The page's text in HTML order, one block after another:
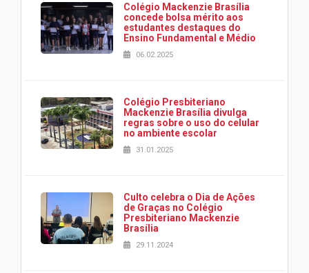
Colégio Mackenzie Brasília
concede bolsa mérito aos
estudantes destaques do
Ensino Fundamental e Médio
06.02.2025
Colégio Presbiteriano
Mackenzie Brasília divulga
regras sobre o uso do celular
no ambiente escolar
31.01.2025
Culto celebra o Dia de Ações
de Graças no Colégio
Presbiteriano Mackenzie
Brasília
29.11.2024